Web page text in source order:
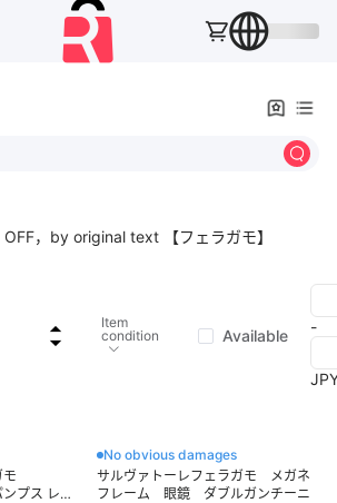
，by original text 【フェラガモ】
Item
condition
Available -
プス レザ
No obvious damages
サルヴァトーレフェラガモ メガネ
フレーム 眼鏡 ダブルガンチーニ